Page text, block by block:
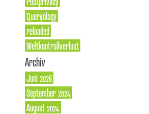
Queryology
reloaded
Weltkontrollverlust
Archiv
Juni 2026
September 2024
August 2024